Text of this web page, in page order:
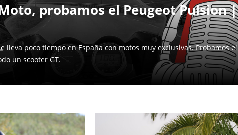
probamos el Peugeot Pulsion |
lleva poco tiempo en España con motos muy exclusivas. Probamos el
un scooter GT.